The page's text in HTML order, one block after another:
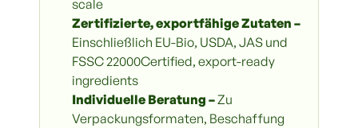
scale
Zertifizierte, exportfähige Zutaten –
Einschließlich EU-Bio, USDA, JAS und
FSSC 22000Certified, export-ready
ingredients
Individuelle Beratung –Zu
Verpackungsformaten, Beschaffung